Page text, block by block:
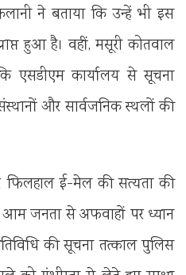
ने बताया कि उन्हें भी इस
हुआ है। वहीं, मसूरी कोतवाल
एसडीएम कार्यालय से सूचना
और सार्वजनिक स्थलों की
फिलहाल ई-मेल की सत्यता की
आम जनता से अफवाहों पर ध्यान
की सूचना तत्काल पुलिस